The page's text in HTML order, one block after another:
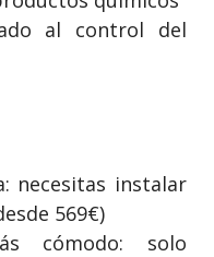
al control del
necesitas instalar
569€)
cómodo: solo